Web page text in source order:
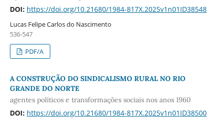
DOI: https://doi.org/10.21680/1984-817X.2025v1n01ID38548
Lucas Felipe Carlos do Nascimento
536-547
PDF/A
A CONSTRUÇÃO DO SINDICALISMO RURAL NO RIO
GRANDE DO NORTE
agentes políticos e transformações sociais nos anos 1960
DOI: https://doi.org/10.21680/1984-817X.2025v1n01ID38500